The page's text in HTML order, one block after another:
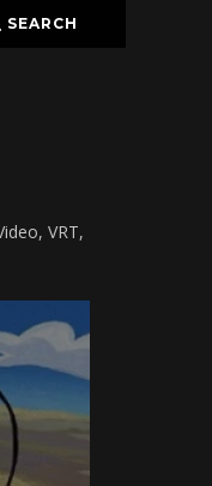
SEARCH
VRT,